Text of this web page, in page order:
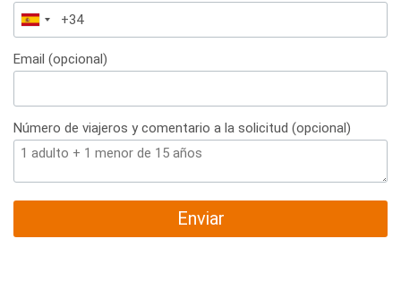
España
+34
Email (opcional)
Número de viajeros y comentario a la solicitud (opcional)
Enviar